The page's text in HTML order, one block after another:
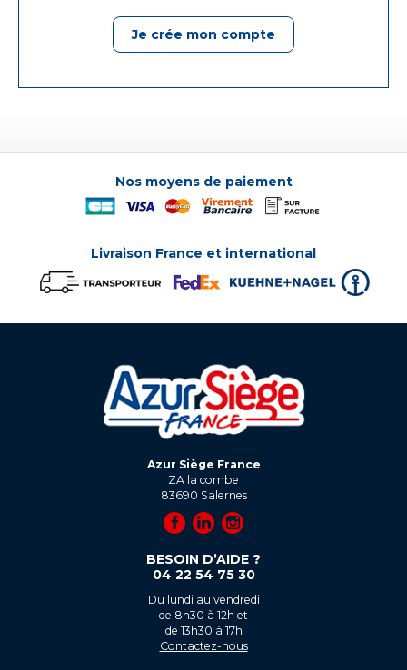
Je crée mon compte
Nos moyens de paiement
Livraison France et international
Azur Siège France
ZA la combe
83690 Salernes
BESOIN D’AIDE ?
04 22 54 75 30
Du lundi au vendredi
de 8h30 à 12h et
de 13h30 à 17h
Contactez-nous